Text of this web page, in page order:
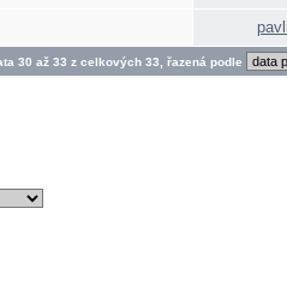
30 až 33 z celkových 33, řazená podle